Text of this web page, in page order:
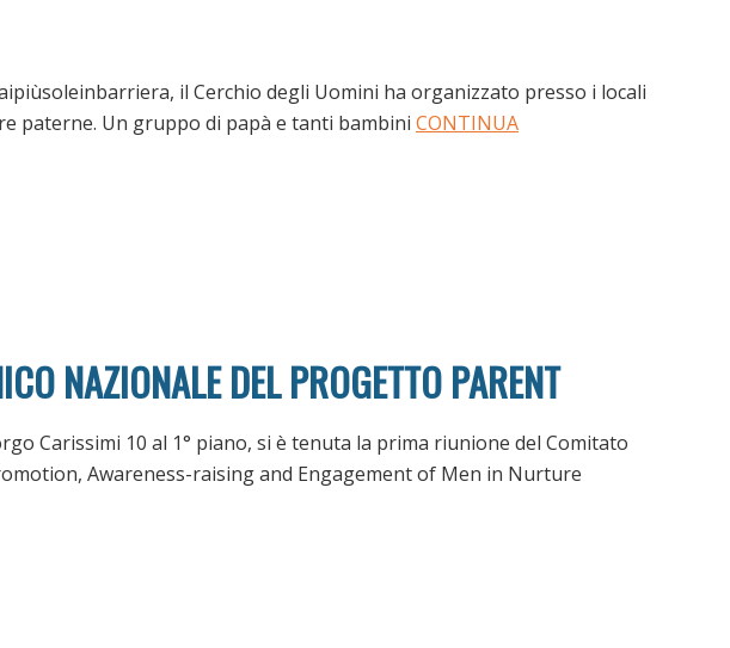
il Cerchio degli Uomini ha organizzato presso i locali
paterne. Un gruppo di papà e tanti bambini CONTINUA
NAZIONALE DEL PROGETTO PARENT
Carissimi 10 al 1° piano, si è tenuta la prima riunione del Comitato
Awareness-raising and Engagement of Men in Nurture